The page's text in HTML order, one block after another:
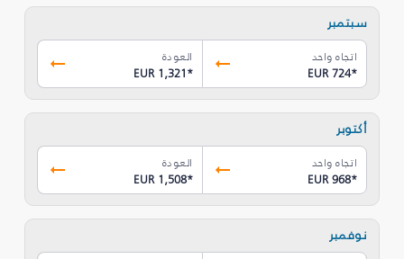
سبتمبر
اتجاه واحد
EUR 724*
العودة
EUR 1,321*
أكتوبر
اتجاه واحد
EUR 968*
العودة
EUR 1,508*
نوفمبر